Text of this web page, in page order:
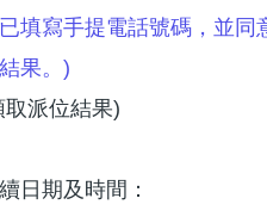
填寫手提電話號碼，並
果。)
派位結果)
日期及時間：